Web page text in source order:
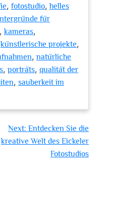
, fotostudio,helles
für
,kameras,
künstlerische projekte,
, natürliche
, porträts, qualität der
, sauberkeit im
Next: Entdecken Sie die
kreative Welt des Eickeler
Fotostudios